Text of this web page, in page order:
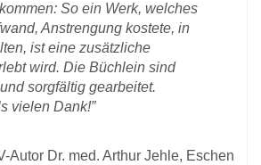
So ein Werk, welches
Anstrengung kostete, in
ist eine zusätzliche
wird. Die Büchlein sind
sorgfältig gearbeitet.
vielen Dank!
Autor Dr. med. Arthur Jehle, Eschen